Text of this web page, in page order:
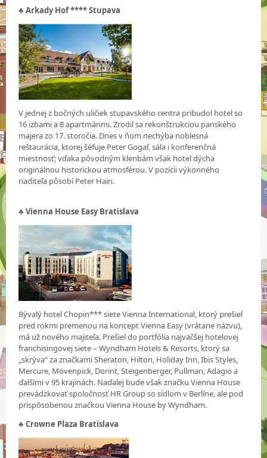
♣Arkady Hof **** Stupava
V jednej z bočných uličiek stupavského centra pribudol hotel so
16 izbami a 8 apartmánmi. Zrodil sa rekonštrukciou panského
majera zo 17. storočia. Dnes v ňom nechýba noblesná
reštaurácia, ktorej šéfuje Peter Gogaľ, sála i konferenčná
miestnosť; vďaka pôvodným klenbám však hotel dýcha
originálnou historickou atmosférou. V pozícii výkonného
riaditeľa pôsobí Peter Hain.
♣ Vienna House Easy Bratislava
Bývalý hotel Chopin*** siete Vienna International, ktorý prešiel
pred rokmi premenou na koncept Vienna Easy (vrátane názvu),
má už nového majiteľa. Prešiel do portfólia najväčšej hotelovej
franchisingovej siete – Wyndham Hotels & Resorts, ktorý sa
„skrýva“ za značkami Sheraton, Hilton, Holiday Inn, Ibis Styles,
Mercure, Mövenpick, Dorint, Steigenberger, Pullman, Adagio a
ďalšími v 95 krajinách. Naďalej bude však značku Vienna House
prevádzkovať spoločnosť HR Group so sídlom v Berlíne, ale pod
prispôsobenou značkou Vienna House by Wyndham.
♣ Crowne Plaza Bratislava